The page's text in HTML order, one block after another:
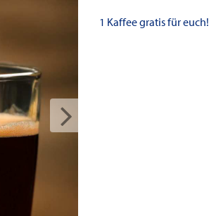
1 Kaffee gratis für euch!